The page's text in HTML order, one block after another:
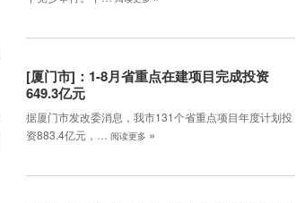
[厦门市]：1-8月省重点在建项目完成投资
649.3亿元
据厦门市发改委消息，我市131个省重点项目年度计划投
资883.4亿元，…
阅读更多 »